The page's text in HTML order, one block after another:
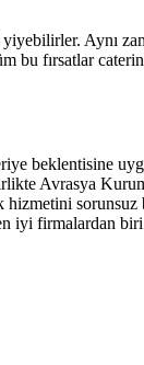
Aynı
bu fırsatlar
beklentisine
Avrasya
hizmetini
iyi firmalardan